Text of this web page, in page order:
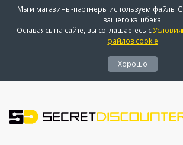
Мы и магазины-партнеры используем файлы
вашего кэшбэка.
Оставаясь на сайте, вы соглашаетесь с
файлов cookie
Хорошо